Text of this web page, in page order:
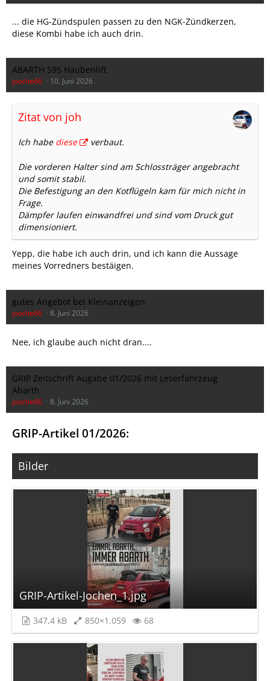
... die HG-Zündspulen passen zu den NGK-Zündkerzen,
diese Kombi habe ich auch drin.
ABARTH 595 Haubenlift
josche66 10. Juni 2026
Zitat von joh
Ich habe diese verbaut.
Die vorderen Halter sind am Schlossträger angebracht
und somit stabil.
Die Befestigung an den Kotflügeln kam für mich nicht in
Frage.
Dämpfer laufen einwandfrei und sind vom Druck gut
dimensioniert.
Yepp, die habe ich auch drin, und ich kann die Aussage
meines Vorredners bestäigen.
gutes Angebot bei Kleinanzeigen
josche66 8. Juni 2026
Nee, ich glaube auch nicht dran....
GRIP Zeitschrift Augabe 01/2026 mit Leserfahrzeug
Abarth
josche66 8. Juni 2026
GRIP-Artikel 01/2026:
Bilder
GRIP-Artikel-Jochen_1.jpg
347,4 kB 850×1.059 68